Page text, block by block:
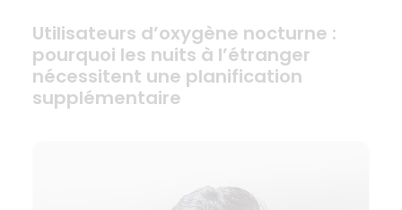
Utilisateurs d’oxygène nocturne :
pourquoi les nuits à l’étranger
nécessitent une planification
supplémentaire